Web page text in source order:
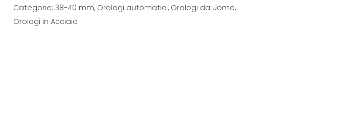
Categorie: 38-40 mm, Orologi automatici, Orologi da Uomo,
Orologi in Acciaio